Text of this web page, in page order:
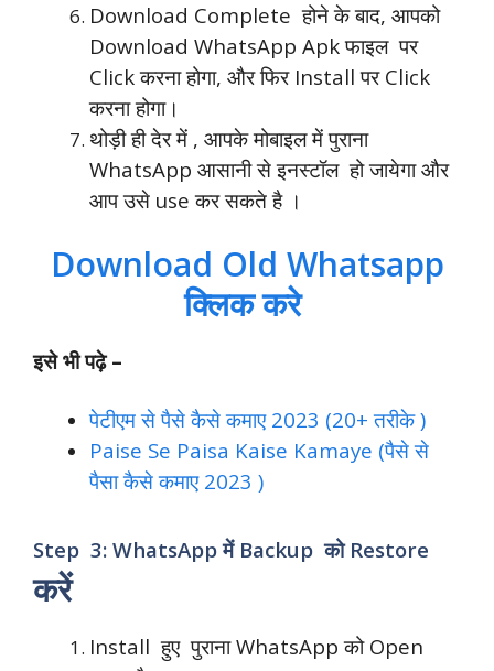
Download Complete होने के बाद, आपको
Download WhatsApp Apk फाइल पर
Click करना होगा, और फिर Install पर Click
करना होगा।
थोड़ी ही देर में , आपके मोबाइल में पुराना
WhatsApp आसानी से इनस्टॉल हो जायेगा और
आप उसे use कर सकते है ।
Download Old Whatsapp
क्लिक करे
इसे भी पढ़े –
पेटीएम से पैसे कैसे कमाए 2023 (20+ तरीके )
Paise Se Paisa Kaise Kamaye (पैसे से
पैसा कैसे कमाए 2023 )
Step 3: WhatsApp में Backup को Restore
करें
Install हुए पुराना WhatsApp को Open